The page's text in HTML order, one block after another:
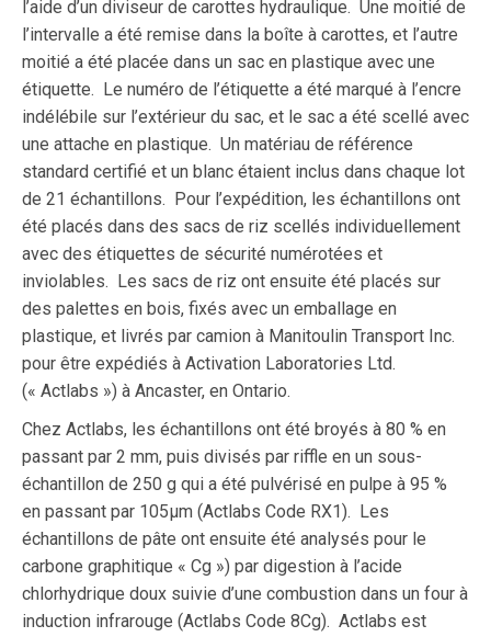
l’aide d’un diviseur de carottes hydraulique. Une moitié de
l’intervalle a été remise dans la boîte à carottes, et l’autre
moitié a été placée dans un sac en plastique avec une
étiquette. Le numéro de l’étiquette a été marqué à l’encre
indélébile sur l’extérieur du sac, et le sac a été scellé avec
une attache en plastique. Un matériau de référence
standard certifié et un blanc étaient inclus dans chaque lot
de 21 échantillons. Pour l’expédition, les échantillons ont
été placés dans des sacs de riz scellés individuellement
avec des étiquettes de sécurité numérotées et
inviolables. Les sacs de riz ont ensuite été placés sur
des palettes en bois, fixés avec un emballage en
plastique, et livrés par camion à Manitoulin Transport Inc.
pour être expédiés à Activation Laboratories Ltd.
(« Actlabs ») à Ancaster, en Ontario.
Chez Actlabs, les échantillons ont été broyés à 80 % en
passant par 2 mm, puis divisés par riffle en un sous-
échantillon de 250 g qui a été pulvérisé en pulpe à 95 %
en passant par 105μm (Actlabs Code RX1). Les
échantillons de pâte ont ensuite été analysés pour le
carbone graphitique « Cg ») par digestion à l’acide
chlorhydrique doux suivie d’une combustion dans un four à
induction infrarouge (Actlabs Code 8Cg). Actlabs est